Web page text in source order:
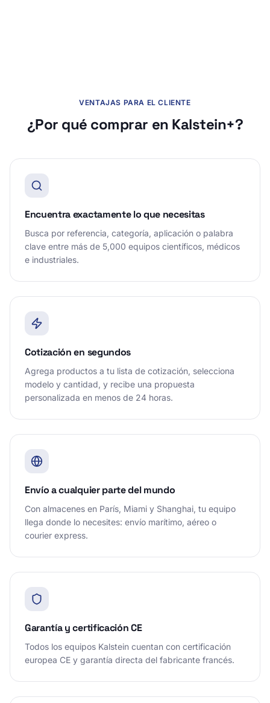
VENTAJAS PARA EL CLIENTE
¿Por qué comprar en Kalstein+?
Encuentra exactamente lo que necesitas
Busca por referencia, categoría, aplicación o palabra
clave entre más de 5,000 equipos científicos, médicos
e industriales.
Cotización en segundos
Agrega productos a tu lista de cotización, selecciona
modelo y cantidad, y recibe una propuesta
personalizada en menos de 24 horas.
Envío a cualquier parte del mundo
Con almacenes en París, Miami y Shanghai, tu equipo
llega donde lo necesites: envío marítimo, aéreo o
courier express.
Garantía y certificación CE
Todos los equipos Kalstein cuentan con certificación
europea CE y garantía directa del fabricante francés.